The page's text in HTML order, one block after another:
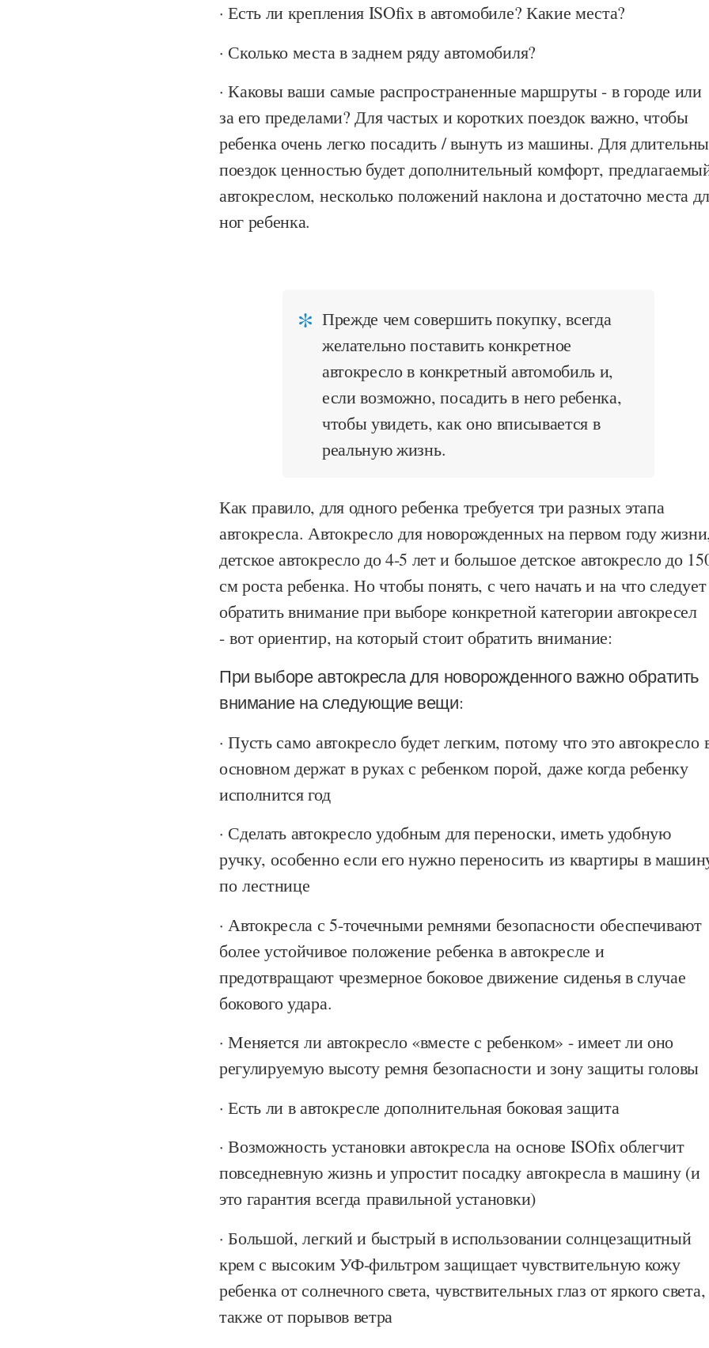
· Есть ли крепления ISOfix в автомобиле? Какие места?
· Сколько места в заднем ряду автомобиля?
· Каковы ваши самые распространенные маршруты - в городе или
за его пределами? Для частых и коротких поездок важно, чтобы
ребенка очень легко посадить / вынуть из машины. Для
поездок ценностью будет дополнительный комфорт,
автокреслом, несколько положений наклона и достаточно места
ног ребенка.
Прежде чем совершить покупку, всегда
желательно поставить конкретное
автокресло в конкретный автомобиль и,
если возможно, посадить в него ребенка,
чтобы увидеть, как оно вписывается в
реальную жизнь.
Как правило, для одного ребенка требуется три разных этапа
автокресла. Автокресло для новорожденных на первом году
детское автокресло до 4-5 лет и большое детское автокресло до
см роста ребенка. Но чтобы понять, с чего начать и на что следует
обратить внимание при выборе конкретной категории автокресел
- вот ориентир, на который стоит обратить внимание:
При выборе автокресла для новорожденного важно обратить
внимание на следующие вещи:
· Пусть само автокресло будет легким, потому что это автокресло
основном держат в руках с ребенком порой, даже когда ребенку
исполнится год
· Сделать автокресло удобным для переноски, иметь удобную
ручку, особенно если его нужно переносить из квартиры в
по лестнице
· Автокресла с 5-точечными ремнями безопасности обеспечивают
более устойчивое положение ребенка в автокресле и
предотвращают чрезмерное боковое движение сиденья в случае
бокового удара.
· Меняется ли автокресло «вместе с ребенком» - имеет ли оно
регулируемую высоту ремня безопасности и зону защиты головы
· Есть ли в автокресле дополнительная боковая защита
· Возможность установки автокресла на основе ISOfix облегчит
повседневную жизнь и упростит посадку автокресла в машину (и
это гарантия всегда правильной установки)
· Большой, легкий и быстрый в использовании солнцезащитный
крем с высоким УФ-фильтром защищает чувствительную кожу
ребенка от солнечного света, чувствительных глаз от яркого
также от порывов ветра